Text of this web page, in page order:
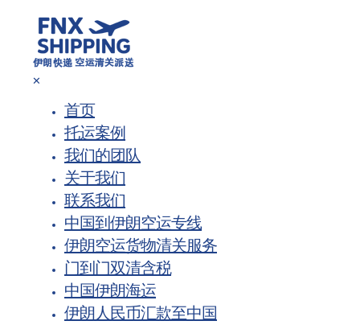
✕
首页
托运案例
我们的团队
关于我们
联系我们
中国到伊朗空运专线
伊朗空运货物清关服务
门到门双清含税
中国伊朗海运
伊朗人民币汇款至中国